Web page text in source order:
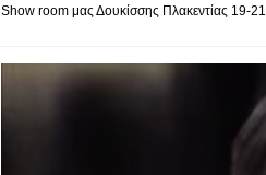
Show room μας Δουκίσσης Πλακεντίας 19-